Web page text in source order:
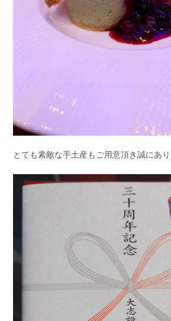
とても素敵な手土産もご用意頂き誠にあ